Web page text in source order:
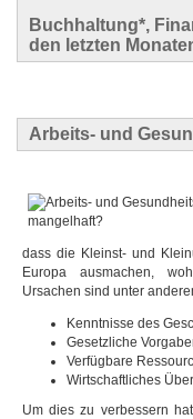
Buchhaltung*,
den letzten
Arbeits- und
dass die Kleinst- und
Europa ausmachen,
Ursachen sind unter
Kenntnisse des
Gesetzliche
Verfügbare
Wirtschaftliches
Um dies zu verbessern